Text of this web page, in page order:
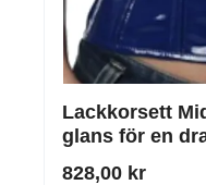
Lackkorsett
glans för en
828,00 kr